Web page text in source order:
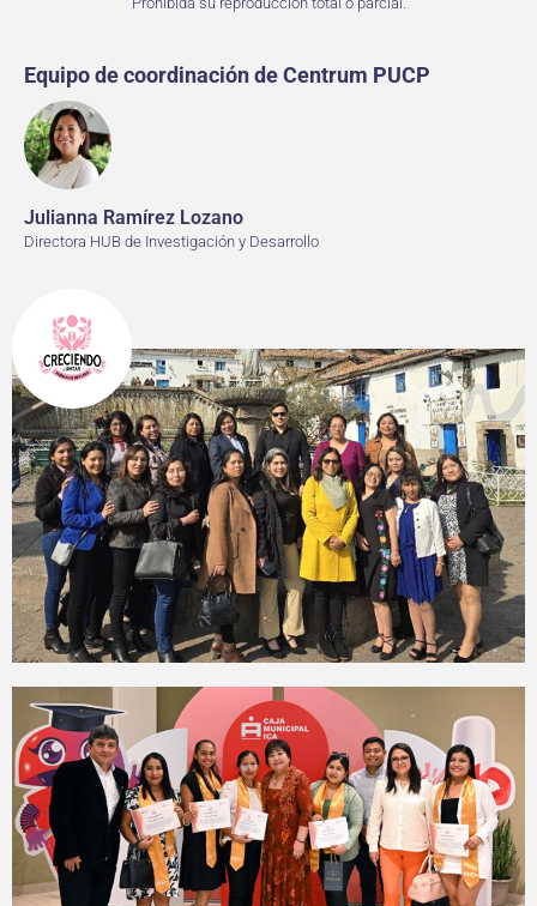
Equipo de coordinación de Centrum PUCP
Julianna Ramírez Lozano
Directora HUB de Investigación y Desarrollo